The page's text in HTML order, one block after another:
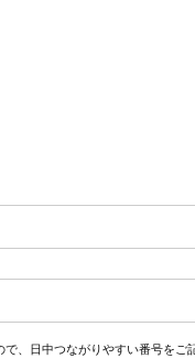
、日中つながりやすい番号をご